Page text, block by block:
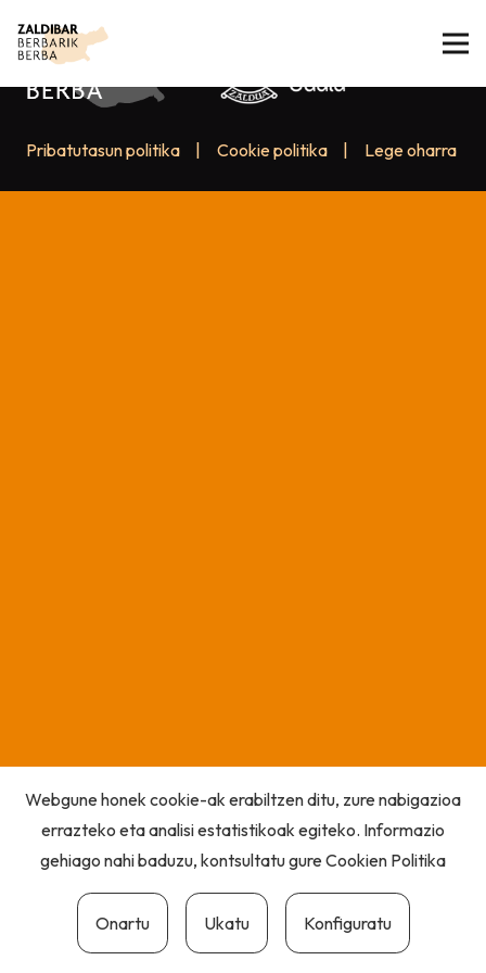
Pribatutasun politika Cookie politika Lege oharra
Webgune honek cookie-ak erabiltzen ditu, zure nabigazioa
errazteko eta analisi estatistikoak egiteko. Informazio
gehiago nahi baduzu, kontsultatu gureCookien Politika
Onartu Ukatu Konfiguratu